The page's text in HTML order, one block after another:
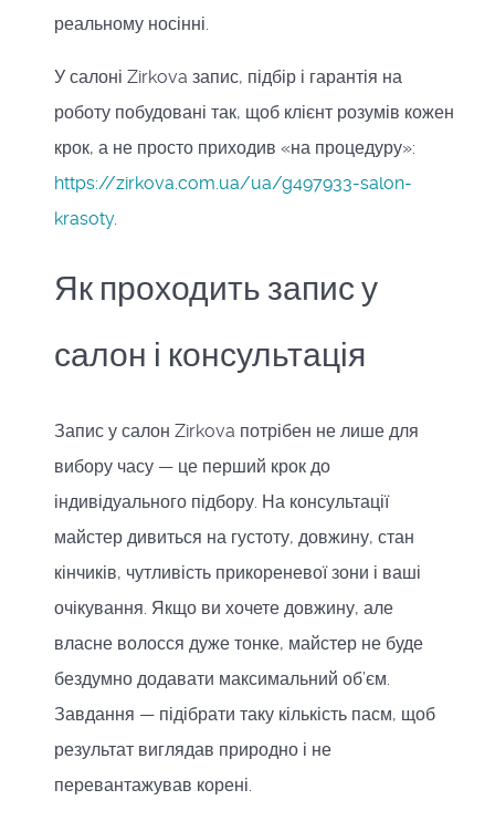
реальному носінні.
У салоні Zirkova запис, підбір і гарантія на
роботу побудовані так, щоб клієнт розумів кожен
крок, а не просто приходив «на процедуру»:
https://zirkova.com.ua/ua/g497933-salon-
krasoty.
Як проходить запис у
салон і консультація
Запис у салон Zirkova потрібен не лише для
вибору часу — це перший крок до
індивідуального підбору. На консультації
майстер дивиться на густоту, довжину, стан
кінчиків, чутливість прикореневої зони і ваші
очікування. Якщо ви хочете довжину, але
власне волосся дуже тонке, майстер не буде
бездумно додавати максимальний об’єм.
Завдання — підібрати таку кількість пасм, щоб
результат виглядав природно і не
перевантажував корені.